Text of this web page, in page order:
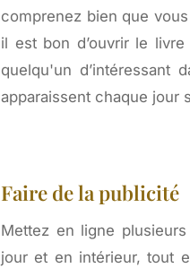
comprenez bien que
il est bon d’ouvrir le
quelqu'un d’intéressant
apparaissent chaque jour
Faire de la publicité
Mettez en ligne
jour et en intérieur, tout